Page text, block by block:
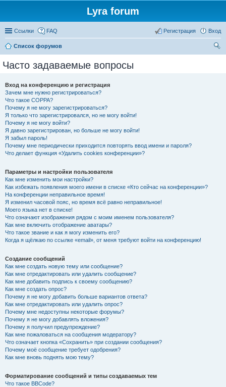
Lyra forum
Ссылки FAQ Вход
Регистрация
Список форумов
Часто задаваемые вопросы
Вход на конференцию и регистрация
Зачем мне нужно регистрироваться?
Что такое COPPA?
Почему я не могу зарегистрироваться?
Я только что зарегистрировался, но не могу войти!
Почему я не могу войти?
Я давно зарегистрирован, но больше не могу войти!
Я забыл пароль!
Почему мне периодически приходится повторять ввод имени и пароля?
Что делает функция «Удалить cookies конференции»?
Параметры и настройки пользователя
Как мне изменить мои настройки?
Как избежать появления моего имени в списке «Кто сейчас на конференции»?
На конференции неправильное время!
Я изменил часовой пояс, но время всё равно неправильное!
Моего языка нет в списке!
Что означают изображения рядом с моим именем пользователя?
Как мне включить отображение аватары?
Что такое звание и как я могу изменить его?
Когда я щёлкаю по ссылке «email», от меня требуют войти на конференцию!
Создание сообщений
Как мне создать новую тему или сообщение?
Как мне отредактировать или удалить сообщение?
Как мне добавить подпись к своему сообщению?
Как мне создать опрос?
Почему я не могу добавить больше вариантов ответа?
Как мне отредактировать или удалить опрос?
Почему мне недоступны некоторые форумы?
Почему я не могу добавлять вложения?
Почему я получил предупреждение?
Как мне пожаловаться на сообщения модератору?
Что означает кнопка «Сохранить» при создании сообщения?
Почему моё сообщение требует одобрения?
Как мне вновь поднять мою тему?
Форматирование сообщений и типы создаваемых тем
Что такое BBCode?